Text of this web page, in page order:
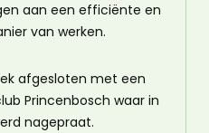
aan een efficiënte en
van werken.
afgesloten met een
Princenbosch waar in
nagepraat.